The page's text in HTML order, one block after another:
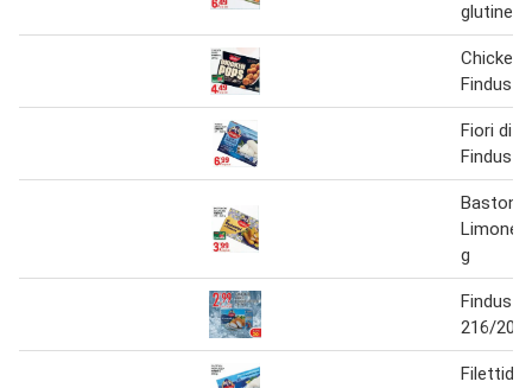
glutine
Chicken
Findus
Fiori di
Findus
Limone
g
Findus
216/200
Filettidi